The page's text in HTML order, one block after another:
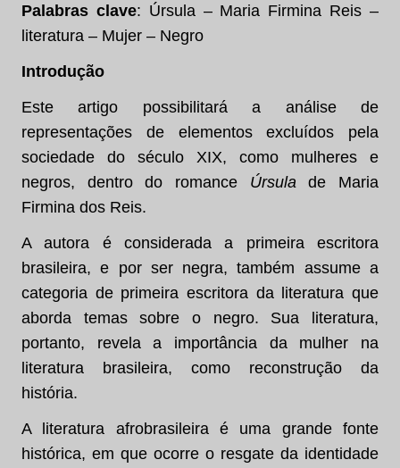
Palabras clave: Úrsula – Maria Firmina Reis –
literatura – Mujer – Negro
Introdução
Este artigo possibilitará a análise de
representações de elementos excluídos pela
sociedade do século XIX, como mulheres e
negros, dentro do romance Úrsula de Maria
Firmina dos Reis.
A autora é considerada a primeira escritora
brasileira, e por ser negra, também assume a
categoria de primeira escritora da literatura que
aborda temas sobre o negro. Sua literatura,
portanto, revela a importância da mulher na
literatura brasileira, como reconstrução da
história.
A literatura afrobrasileira é uma grande fonte
histórica, em que ocorre o resgate da identidade